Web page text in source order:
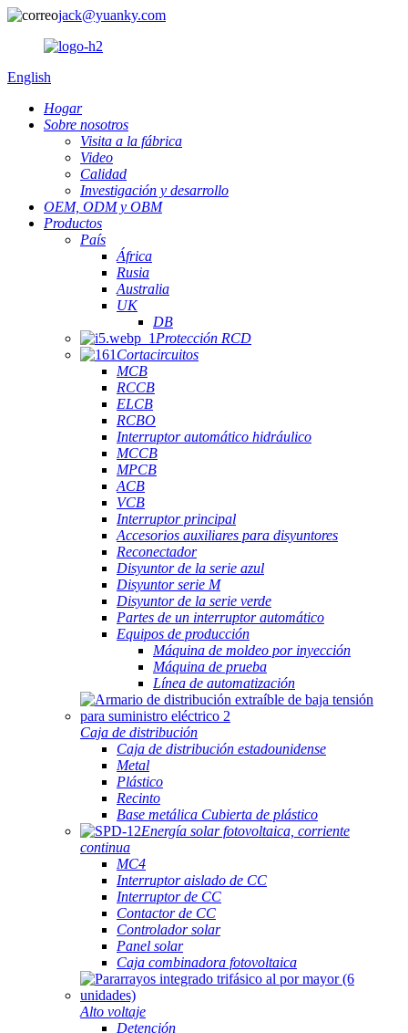
jack@yuanky.com
English
Hogar
Sobre nosotros
Visita a la fábrica
Video
Calidad
Investigación y desarrollo
OEM, ODM y OBM
Productos
País
África
Rusia
Australia
UK
DB
Protección RCD
Cortacircuitos
MCB
RCCB
ELCB
RCBO
Interruptor automático hidráulico
MCCB
MPCB
ACB
VCB
Interruptor principal
Accesorios auxiliares para disyuntores
Reconectador
Disyuntor de la serie azul
Disyuntor serie M
Disyuntor de la serie verde
Partes de un interruptor automático
Equipos de producción
Máquina de moldeo por inyección
Máquina de prueba
Línea de automatización
Caja de distribución
Caja de distribución estadounidense
Metal
Plástico
Recinto
Base metálica Cubierta de plástico
Energía solar fotovoltaica, corriente
continua
MC4
Interruptor aislado de CC
Interruptor de CC
Contactor de CC
Controlador solar
Panel solar
Caja combinadora fotovoltaica
Alto voltaje
Detención